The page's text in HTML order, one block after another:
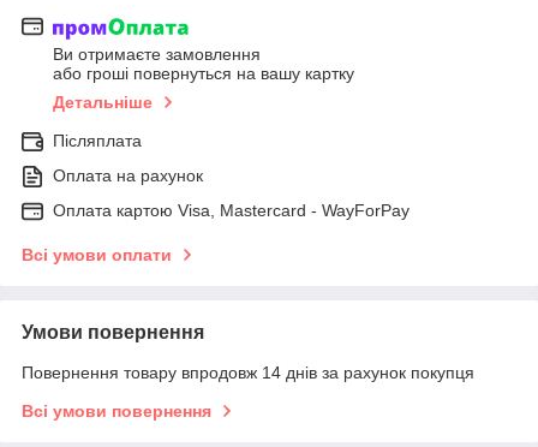
Ви отримаєте замовлення
або гроші повернуться на вашу картку
Детальніше
Післяплата
Оплата на рахунок
Оплата картою Visa, Mastercard - WayForPay
Всі умови оплати
Умови повернення
Повернення товару впродовж 14 днів за рахунок покупця
Всі умови повернення